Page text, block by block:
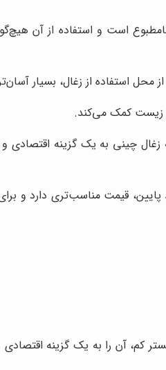
است و استفاده از آن
استفاده از زغال، بسیار
زیست کمک می‌کند.
چینی به یک گزینه اقتصادی
پایین، قیمت مناسب‌تری دارد و
کم، آن را به یک گزینه